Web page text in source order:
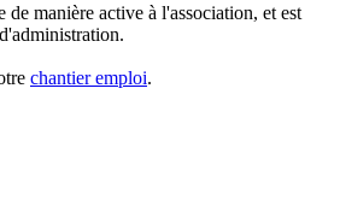
manière active à l'association, et est
chantier emploi.